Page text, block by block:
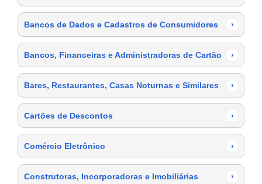
Bancos de Dados e Cadastros de Consumidores ›
Bancos, Financeiras e Administradoras de Cartão ›
Bares, Restaurantes, Casas Noturnas e Similares ›
Cartões de Descontos ›
Comércio Eletrônico ›
Construtoras, Incorporadoras e Imobiliárias ›